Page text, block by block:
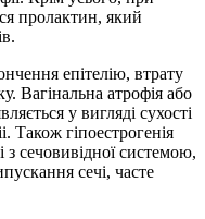
пролактин, який
епітелію, втрату
Вагінальна атрофія або
у вигляді сухості
Також гіпоестрогенія
сечовивідної системою,
сечі, часте